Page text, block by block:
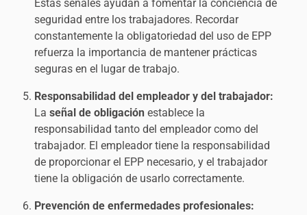
Estas señales ayudan a fomentar la conciencia de
seguridad entre los trabajadores. Recordar
constantemente la obligatoriedad del uso de EPP
refuerza la importancia de mantener prácticas
seguras en el lugar de trabajo.
Responsabilidad del empleador y del trabajador:
La señal de obligación establece la
responsabilidad tanto del empleador como del
trabajador. El empleador tiene la responsabilidad
de proporcionar el EPP necesario, y el trabajador
tiene la obligación de usarlo correctamente.
Prevención de enfermedades profesionales: